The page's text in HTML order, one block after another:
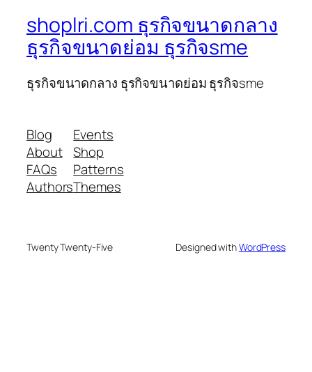
shoplri.com ธุรกิจขนาดกลาง
ธุรกิจขนาดย่อม ธุรกิจsme
ธุรกิจขนาดกลาง ธุรกิจขนาดย่อม ธุรกิจsme
Blog
About
FAQs
Authors
Events
Shop
Patterns
Themes
Twenty Twenty-Five Designed withWordPress